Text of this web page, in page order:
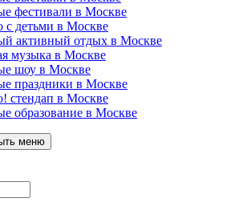
фестивали в Москве
с детьми в Москве
активный отдых в Москве
музыка в Москве
шоу в Москве
праздники в Москве
стендап в Москве
образование в Москве
меню